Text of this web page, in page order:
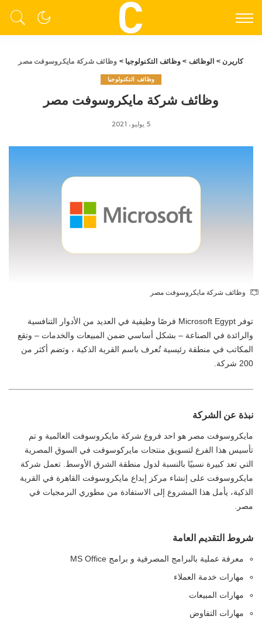
كاريرن> الوظائف > وظائف التكنولوجيا > وظائف شركة مايكروسوفت مصر
وظائف التكنولوجيا
وظائف شركة مايكروسوفت مصر
5 يوليو، 2021
وظائف شركة مايكروسوفت مصر
توفر Microsoft Egypt فرصًا وظيفية في العديد من الأدوار التنافسية
والرائدة في الصناعة – بشكل أساسي ضمن المبيعات والخدمات – وتقع
المكاتب في منطقة رئيسية تُعرف باسم القرية الذكية ، وتضم أكثر من
200 شركة.
نبذة عن الشركة
مايكروسوفت مصر هو احد فروع شركة مايكروسوفت العالمية و تم
تأسيس هذا الفرع لتسويق منتجات مايركوسوفت في السوق المصرية
التي تعد كبيرة نسبيًا بالنسبة لدول منطقة الشرق الأوسط. تعمل شركة
مايكروسوفت على إنشاء مركز إبداع مايكروسوفت القاهرة في القرية
الذكية، يأمل هذا المشروع إلى الاستفادة من مطوري البرمجيات في
مصر.
شروط التقديم العامة
معرفة عملية بالبرامج المصرفية و برامج MS Office
مهارات خدمة العملاء
مهارات المبيعات
مهارات التفاوض